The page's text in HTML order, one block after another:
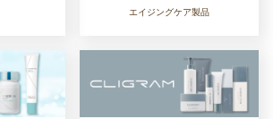
エイジングケア製品